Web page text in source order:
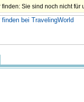
finden: Sie sind noch nicht